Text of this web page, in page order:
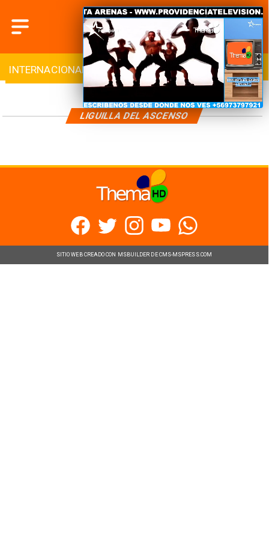
INTERNACIONAL DEPORTES CULTURA
LIGUILLA DEL ASCENSO
SITIO WEB CREADO CON MSBUILDER DE CMS-MSPRESS.COM